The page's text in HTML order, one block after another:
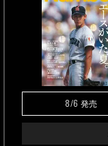
8/6 発売